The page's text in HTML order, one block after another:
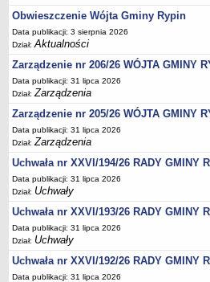
Obwieszczenie Wójta Gminy Rypin
Data publikacji: 3 sierpnia 2026
Dział:Aktualności
Zarządzenie nr 206/26 WÓJTA GMINY
Data publikacji: 31 lipca 2026
Dział:Zarządzenia
Zarządzenie nr 205/26 WÓJTA GMINY
Data publikacji: 31 lipca 2026
Dział:Zarządzenia
Uchwała nr XXVI/194/26 RADY GMINY
Data publikacji: 31 lipca 2026
Dział: Uchwały
Uchwała nr XXVI/193/26 RADY GMINY
Data publikacji: 31 lipca 2026
Dział: Uchwały
Uchwała nr XXVI/192/26 RADY GMINY
Data publikacji: 31 lipca 2026